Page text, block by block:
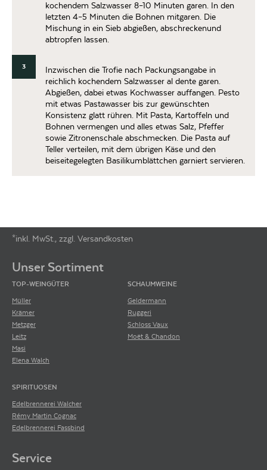
kochendem Salzwasser 8–10 Minuten garen. In den
letzten 4–5 Minuten die Bohnen mitgaren. Die
Mischung in ein Sieb abgießen, abschreckenund
abtropfen lassen.
3
Inzwischen die Trofie nach Packungsangabe in
reichlich kochendem Salzwasser al dente garen.
Abgießen, dabei etwas Kochwasser auffangen. Pesto
mit etwas Pastawasser bis zur gewünschten
Konsistenz glatt rühren. Mit Pasta, Kartoffeln und
Bohnen vermengen und alles etwas Salz, Pfeffer
sowie Zitronenschale abschmecken. Die Pasta auf
Teller verteilen, mit dem übrigen Käse und den
beiseitegelegten Basilikumblättchen garniert servieren.
*inkl. MwSt., zzgl. Versandkosten
Unser Sortiment
TOP-WEINGÜTER
Müller
Krämer
Metzger
Leitz
Masi
Elena Walch
SCHAUMWEINE
Geldermann
Ruggeri
Schloss Vaux
Moët & Chandon
SPIRITUOSEN
Edelbrennerei Walcher
Rémy Martin Cognac
Edelbrennerei Fassbind
Service